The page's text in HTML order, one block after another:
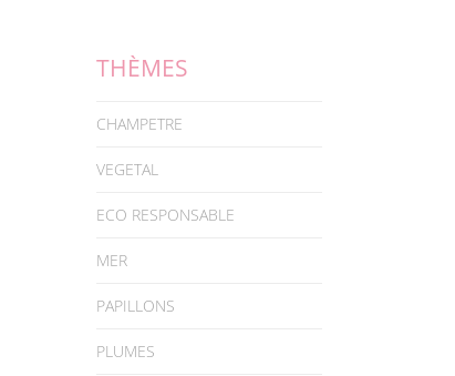
THÈMES
CHAMPETRE
VEGETAL
ECO RESPONSABLE
MER
PAPILLONS
PLUMES